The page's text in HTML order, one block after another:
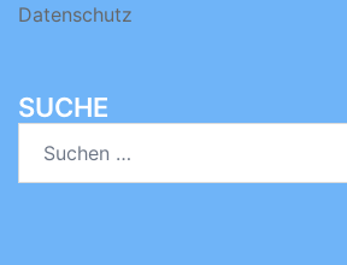
Datenschutz
SUCHE
nach: